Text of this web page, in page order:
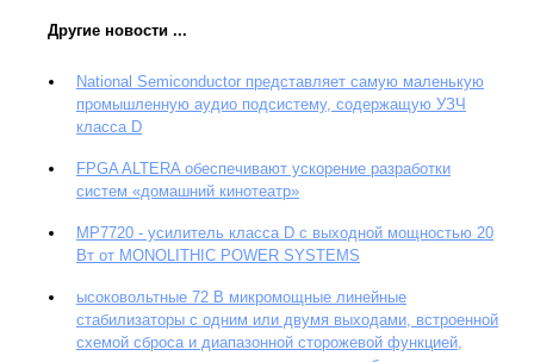
Другие новости ...
National Semiconductor представляет самую маленькую
промышленную аудио подсистему, содержащую УЗЧ
класса D
FPGA ALTERA обеспечивают ускорение разработки
систем «домашний кинотеатр»
MP7720 - усилитель класса D c выходной мощностью 20
Вт от MONOLITHIC POWER SYSTEMS
ысоковольтные 72 В микромощные линейные
стабилизаторы с одним или двумя выходами, встроенной
схемой сброса и диапазонной сторожевой функцией,